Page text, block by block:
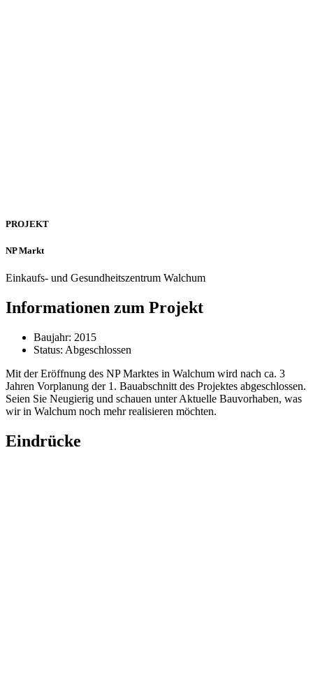
PROJEKT
NP Markt
Einkaufs- und Gesundheitszentrum Walchum
Informationen zum Projekt
Baujahr: 2015
Status: Abgeschlossen
Mit der Eröffnung des NP Marktes in Walchum wird nach ca. 3
Jahren Vorplanung der 1. Bauabschnitt des Projektes abgeschlossen.
Seien Sie Neugierig und schauen unter Aktuelle Bauvorhaben, was
wir in Walchum noch mehr realisieren möchten.
Eindrücke